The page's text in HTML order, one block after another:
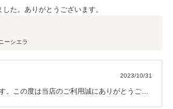
た。ありがとうございます。
ーシエラ
2023/10/31
。この度は当店のご利用誠にありがとうござ